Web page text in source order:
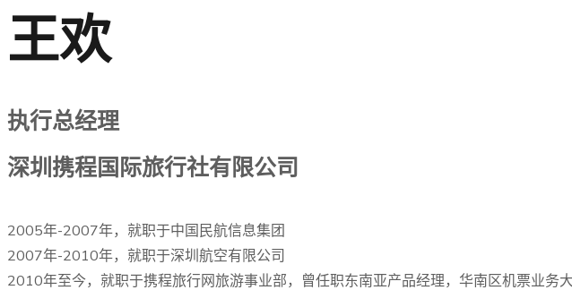
王欢
执行总经理
深圳携程国际旅行社有限公司
2005年-2007年，就职于中国民航信息集团
2007年-2010年，就职于深圳航空有限公司
2010年至今，就职于携程旅行网旅游事业部，曾任职东南亚产品经理，华南区机票业务